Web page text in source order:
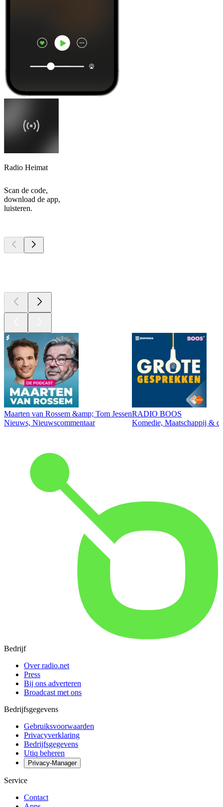
Radio Heimat
Scan de code,
download de app,
luisteren.
Maarten van Rossem &amp; Tom Jessen
Nieuws, Nieuwscommentaar
RADIO BOOS
Komedie, Maatschappij &
Bedrijf
Over radio.net
Press
Bij ons adverteren
Broadcast met ons
Bedrijfsgegevens
Gebruiksvoorwaarden
Privacyverklaring
Bedrijfsgegevens
Utiq beheren
Privacy-Manager
Service
Contact